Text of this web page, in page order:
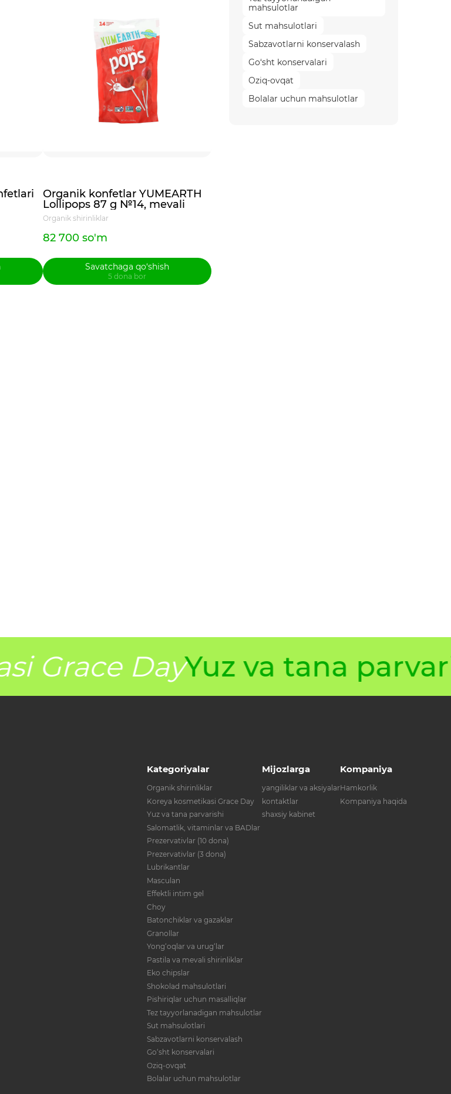
Organik konfetlar YUMEARTH
Lollipops 87 g №14, mevali
Organik shirinliklar
82 700 so'm
Savatchaga qo‘shish
5 dona bor
mahsulotlar
Sut mahsulotlari
Sabzavotlarni konservalash
Go‘sht konservalari
Oziq-ovqat
Bolalar uchun mahsulotlar
Grace DayYuz va tana
Kategoriyalar
Organik shirinliklar
Koreya kosmetikasi Grace Day
Yuz va tana parvarishi
Salomatlik, vitaminlar va BADlar
Prezervativlar (10 dona)
Prezervativlar (3 dona)
Lubrikantlar
Masculan
Effektli intim gel
Choy
Batonchiklar va gazaklar
Granollar
Yong‘oqlar va urug‘lar
Pastila va mevali shirinliklar
Eko chipslar
Shokolad mahsulotlari
Pishiriqlar uchun masalliqlar
Tez tayyorlanadigan mahsulotlar
Sut mahsulotlari
Sabzavotlarni konservalash
Go‘sht konservalari
Oziq-ovqat
Bolalar uchun mahsulotlar
Mijozlarga
yangiliklar va aksiyalar
kontaktlar
shaxsiy kabinet
Kompaniya
Hamkorlik
Kompaniya haqida